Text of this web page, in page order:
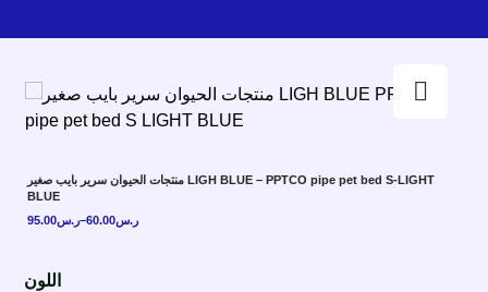
Enlarge the image
منتجات الحيوان سرير بايب صغير LIGH BLUE – PPTCO pipe pet bed S-LIGHT
BLUE
ر.س60.00
–ر.س95.00
اللون